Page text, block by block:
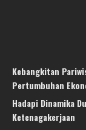
Kebangkitan
Pertumbuhan
Hadapi Dinamika
Ketenagakerjaan